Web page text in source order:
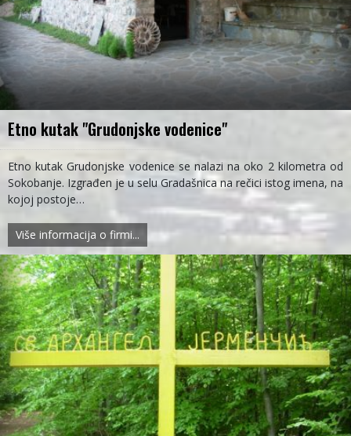
Etno kutak "Grudonjske vodenice"
Etno kutak Grudonjske vodenice se nalazi na oko 2 kilometra od
Sokobanje. Izgrađen je u selu Gradašnica na rečici istog imena, na
kojoj postoje…
Više informacija o firmi...